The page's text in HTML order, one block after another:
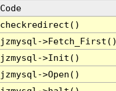
Code
checkredirect()
jzmysql-
jzmysql->Init()
jzmysql->Open()